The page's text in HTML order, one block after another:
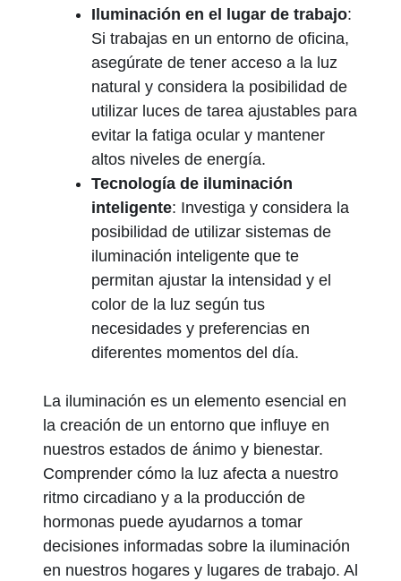
Iluminación en el lugar de trabajo:
Si trabajas en un entorno de oficina,
asegúrate de tener acceso a la luz
natural y considera la posibilidad de
utilizar luces de tarea ajustables para
evitar la fatiga ocular y mantener
altos niveles de energía.
Tecnología de iluminación
inteligente: Investiga y considera la
posibilidad de utilizar sistemas de
iluminación inteligente que te
permitan ajustar la intensidad y el
color de la luz según tus
necesidades y preferencias en
diferentes momentos del día.
La iluminación es un elemento esencial en
la creación de un entorno que influye en
nuestros estados de ánimo y bienestar.
Comprender cómo la luz afecta a nuestro
ritmo circadiano y a la producción de
hormonas puede ayudarnos a tomar
decisiones informadas sobre la iluminación
en nuestros hogares y lugares de trabajo. Al